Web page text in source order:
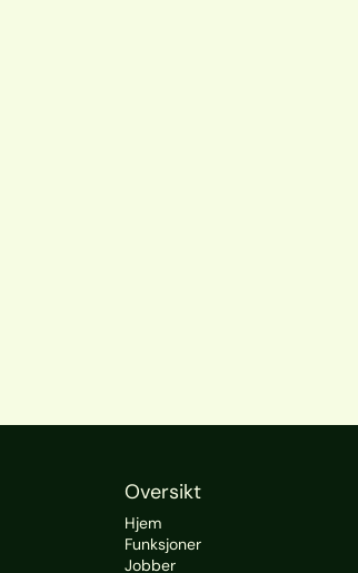
Oversikt
Hjem
Funksjoner
Jobber